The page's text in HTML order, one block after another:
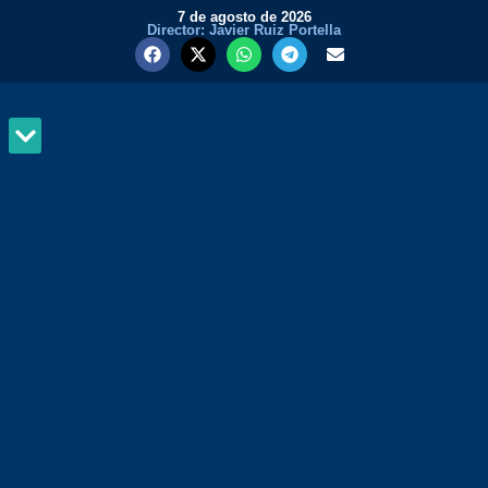
7 de agosto de 2026
Director: Javier Ruiz Portella